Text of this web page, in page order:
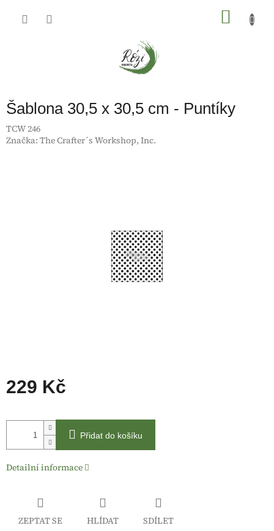
Šablona 30,5 x 30,5 cm - Puntíky
TCW 246
Značka: The Crafter´s Workshop, Inc.
229 Kč
cena:
Přidat do košíku
Detailní informace
ZEPTAT SE HLÍDAT SDÍLET